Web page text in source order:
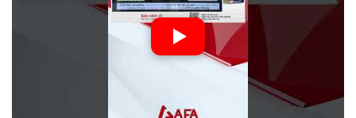
Nguồn: Tài chính & Kinh doanh